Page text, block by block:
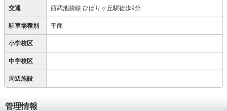
交通 西武池袋線 ひばりヶ丘駅徒歩9分
駐車場種別 平面
小学校区
中学校区
周辺施設
管理情報